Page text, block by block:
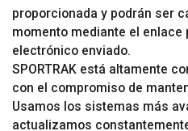
proporcionada y podrán ser
momento mediante el
electrónico enviado.
SPORTRAK está altamente
con el compromiso de
Usamos los sistemas más
actualizamos